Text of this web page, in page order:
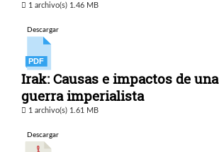
1 archivo(s) 1.46 MB
Descargar
Irak: Causas e impactos de una
guerra imperialista
1 archivo(s) 1.61 MB
Descargar